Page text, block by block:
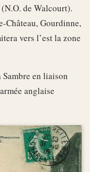
de Walcourt).
Château, Gourdinne,
vers l’est la zone
en liaison
anglaise